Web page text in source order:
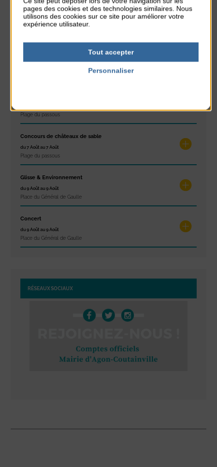
Plage du passous
Concours de châteaux de sable
du 7 Août au 7 Août
Plage du passous
Glisse & Environnement
du 9 Août au 9 Août
Place du Général de Gaulle
Concert
du 9 Août au 9 Août
Place du Général de Gaulle
RÉSEAUX SOCIAUX
pages des cookies et des technologies similaires. Nous
utilisons des cookies sur ce site pour améliorer votre
expérience utilisateur.
Tout accepter
Personnaliser